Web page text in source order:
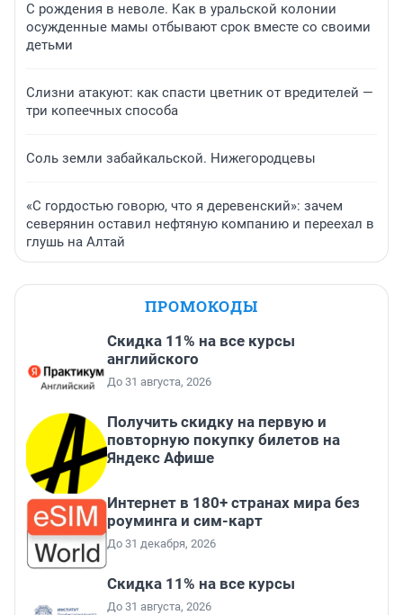
С рождения в неволе. Как в уральской колонии
осужденные мамы отбывают срок вместе со своими
детьми
Слизни атакуют: как спасти цветник от вредителей —
три копеечных способа
Соль земли забайкальской. Нижегородцевы
«С гордостью говорю, что я деревенский»: зачем
северянин оставил нефтяную компанию и переехал в
глушь на Алтай
ПРОМОКОДЫ
Скидка 11% на все курсы
английского
До 31 августа, 2026
Получить скидку на первую и
повторную покупку билетов на
Яндекс Афише
Интернет в 180+ странах мира без
роуминга и сим-карт
До 31 декабря, 2026
Скидка 11% на все курсы
До 31 августа, 2026